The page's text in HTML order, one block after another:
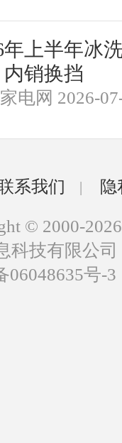
年上半年冰
销换挡
电网 2026-
系我们 |
© 2000-2026
科技有限公
06048635号-3